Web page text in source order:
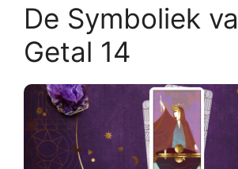
De Symboliek
Getal 14